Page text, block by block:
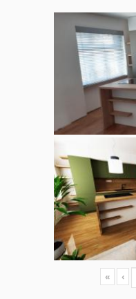
« ‹